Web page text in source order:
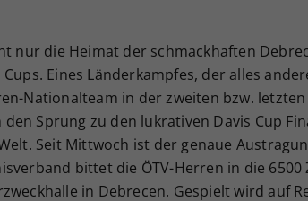
nur die Heimat der schmackhaften
Cups. Eines Länderkampfes, der alles
Nationalteam in der zweiten bzw.
Sprung zu den lukrativen Davis Cup
Seit Mittwoch ist der genaue
bittet die ÖTV-Herren in die
in Debrecen. Gespielt wird auf